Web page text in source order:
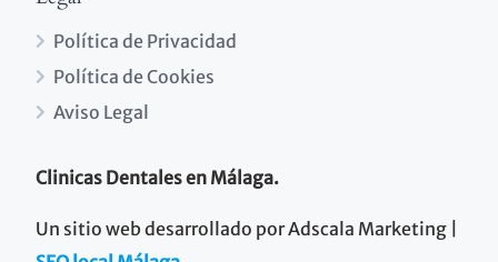
Política de Privacidad
Política de Cookies
Aviso Legal
Clinicas Dentales en Málaga.
Un sitio web desarrollado por Adscala Marketing |